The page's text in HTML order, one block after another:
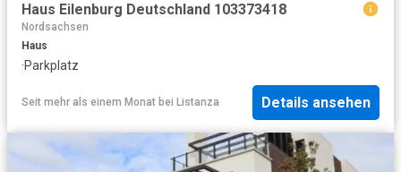
Haus Eilenburg Deutschland 103373418
Nordsachsen
Haus
·Parkplatz
Seit mehr als einem Monat bei Listanza Details ansehen